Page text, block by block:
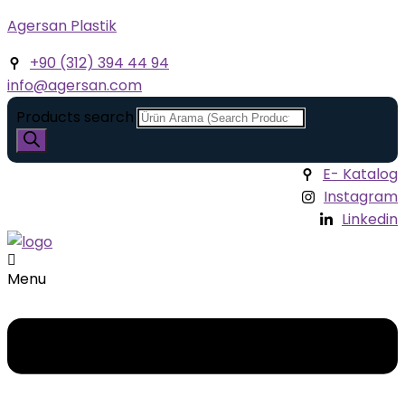
Agersan Plastik
+90 (312) 394 44 94
info@agersan.com
Products search
E- Katalog
Instagram
Linkedin
Menu